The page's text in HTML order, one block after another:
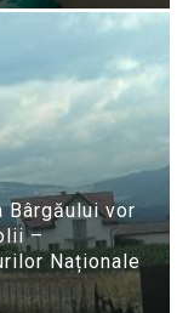
Bârgăului vor
–
Naționale